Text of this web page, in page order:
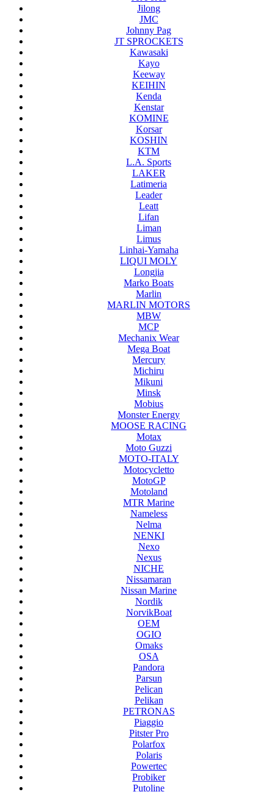
Jilong
JMC
Johnny Pag
JT SPROCKETS
Kawasaki
Kayo
Keeway
KEIHIN
Kenda
Kenstar
KOMINE
Korsar
KOSHIN
KTM
L.A. Sports
LAKER
Latimeria
Leader
Leatt
Lifan
Liman
Limus
Linhai-Yamaha
LIQUI MOLY
Longjia
Marko Boats
Marlin
MARLIN MOTORS
MBW
MCP
Mechanix Wear
Mega Boat
Mercury
Michiru
Mikuni
Minsk
Mobius
Monster Energy
MOOSE RACING
Motax
Moto Guzzi
MOTO-ITALY
Motocycletto
MotoGP
Motoland
MTR Marine
Nameless
Nelma
NENKI
Nexo
Nexus
NICHE
Nissamaran
Nissan Marine
Nordik
NorvikBoat
OEM
OGIO
Omaks
OSA
Pandora
Parsun
Pelican
Pelikan
PETRONAS
Piaggio
Pitster Pro
Polarfox
Polaris
Powertec
Probiker
Putoline